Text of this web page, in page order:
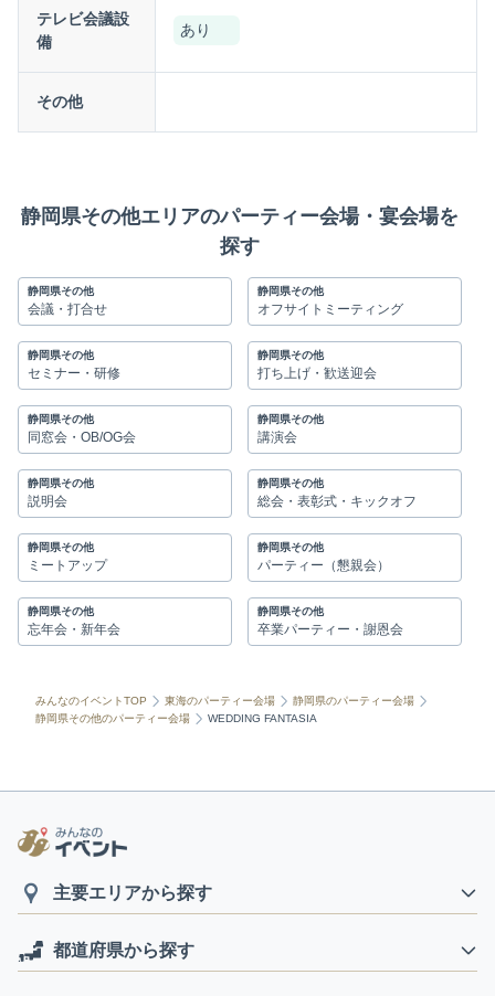
テレビ会議設
備
あり
その他
静岡県その他エリアのパーティー会場・宴会場を
探す
静岡県その他
会議・打合せ
静岡県その他
オフサイトミーティング
静岡県その他
セミナー・研修
静岡県その他
打ち上げ・歓送迎会
静岡県その他
同窓会・OB/OG会
静岡県その他
講演会
静岡県その他
説明会
静岡県その他
総会・表彰式・キックオフ
静岡県その他
ミートアップ
静岡県その他
パーティー（懇親会）
静岡県その他
忘年会・新年会
静岡県その他
卒業パーティー・謝恩会
みんなのイベントTOP 東海のパーティー会場
静岡県のパーティー会場
静岡県その他のパーティー会場
WEDDING FANTASIA
主要エリアから探す
都道府県から探す